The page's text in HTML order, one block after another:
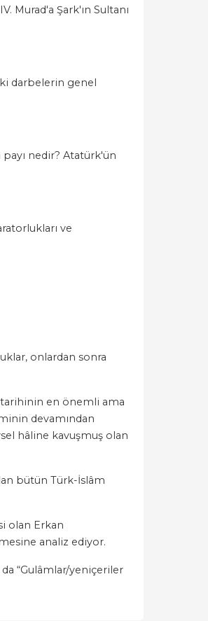
Murad'a Şark'ın Sultanı
darbelerin genel
payı nedir? Atatürk'ün
ve
onlardan sonra
tarihinin en önemli ama
devamından
hâline kavuşmuş olan
bütün Türk-İslâm
olan Erkan
analiz ediyor.
“Gulâmlar/yeniçeriler